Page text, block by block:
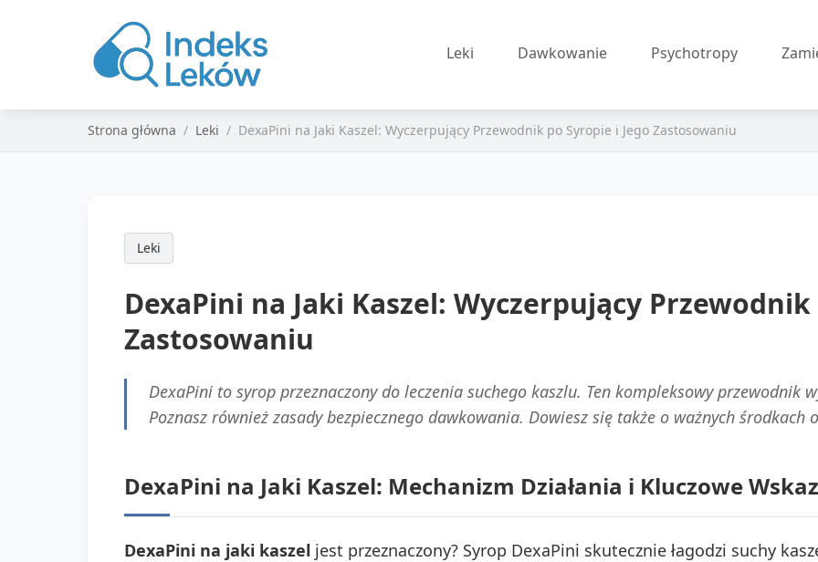
Leki Dawkowanie Psychotropy
Strona główna Leki DexaPini na Jaki Kaszel: Wyczerpujący Przewodnik po Syropie i Jego Zastosowaniu
Leki
DexaPini na Jaki Kaszel: Wyczerpujący
Zastosowaniu
DexaPini to syrop przeznaczony do leczenia suchego kaszlu. Ten kompleksowy przewodnik
Poznasz również zasady bezpiecznego dawkowania. Dowiesz się także o ważnych środkach
DexaPini na Jaki Kaszel: Mechanizm Działania i Kluczowe
DexaPini na jaki kaszel jest przeznaczony? Syrop DexaPini skutecznie łagodzi suchy